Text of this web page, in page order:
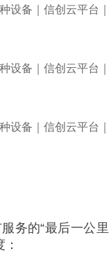
务的“最后一公